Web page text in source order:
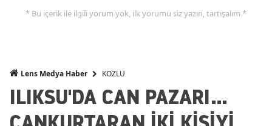
* Bu içerik ile ilgili yorum yok, ilk yorumu siz yazın, tartışalım *
Lens Medya Haber KOZLU
ILIKSU'DA CAN PAZARI...